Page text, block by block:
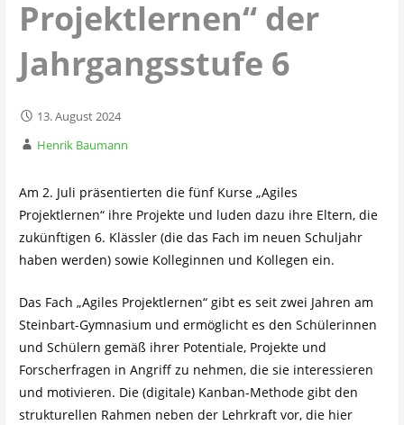
Projektlernen“ der
Jahrgangsstufe 6
13. August 2024
Henrik Baumann
Am 2. Juli präsentierten die fünf Kurse „Agiles
Projektlernen“ ihre Projekte und luden dazu ihre Eltern, die
zukünftigen 6. Klässler (die das Fach im neuen Schuljahr
haben werden) sowie Kolleginnen und Kollegen ein.
Das Fach „Agiles Projektlernen“ gibt es seit zwei Jahren am
Steinbart-Gymnasium und ermöglicht es den Schülerinnen
und Schülern gemäß ihrer Potentiale, Projekte und
Forscherfragen in Angriff zu nehmen, die sie interessieren
und motivieren. Die (digitale) Kanban-Methode gibt den
strukturellen Rahmen neben der Lehrkraft vor, die hier